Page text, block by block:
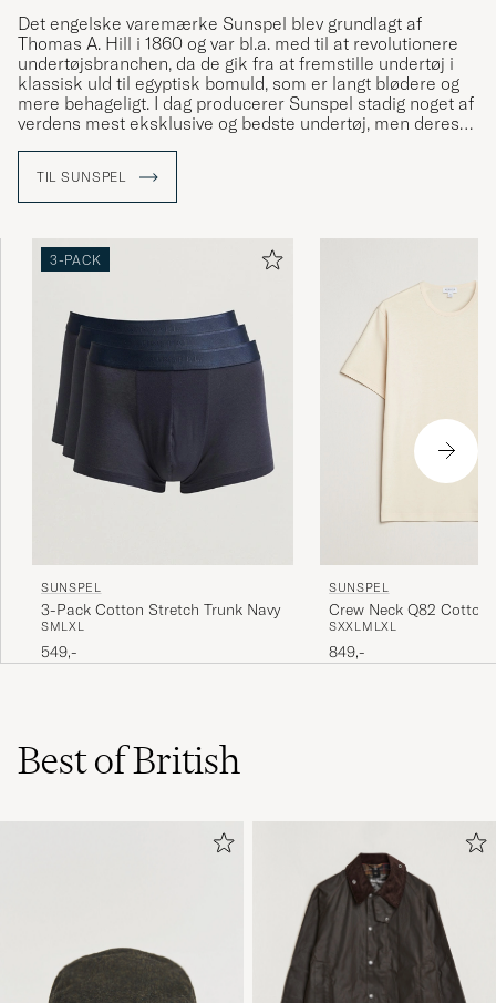
Det engelske varemærke Sunspel blev grundlagt af
Thomas A. Hill i 1860 og var bl.a. med til at revolutionere
undertøjsbranchen, da de gik fra at fremstille undertøj i
klassisk uld til egyptisk bomuld, som er langt blødere og
mere behageligt. I dag producerer Sunspel stadig noget af
verdens mest eksklusive og bedste undertøj, men deres
kategorien "hverdagsluksus".
TIL SUNSPEL
3-PACK
SUNSPEL
3-Pack Cotton Stretch Trunk Navy
SMLXL
549,-
SUNSPEL
Crew Neck Q82 Cotton
Undyed
SXXLM LXL
849,-
Best of British